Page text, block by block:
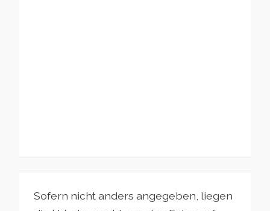
Sofern nicht anders angegeben, liegen